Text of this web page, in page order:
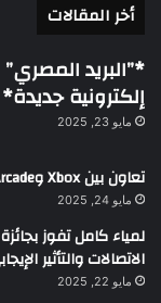
أخر المقالات
*”البريد
إلكترونية جديدة*
مايو 23, 2025
تعاون بين Xbox وAntstream Arcade
مايو 24, 2025
لمياء كامل تفوز
الاتصالات والتأثير
مايو 22, 2025